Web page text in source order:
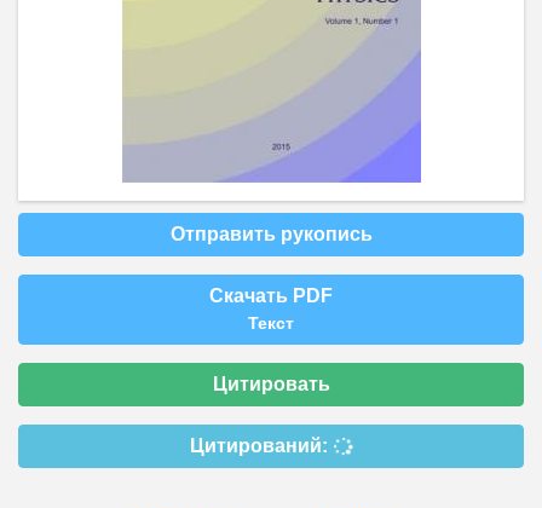
Отправить рукопись
Скачать PDF
Текст
Цитировать
Цитирований: